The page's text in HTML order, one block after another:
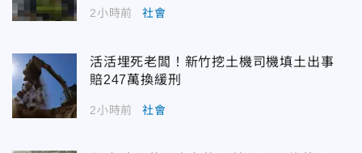
2小時前 社會
活活埋死老闆！新竹挖土機司機填土出事
賠247萬換緩刑
2小時前 社會